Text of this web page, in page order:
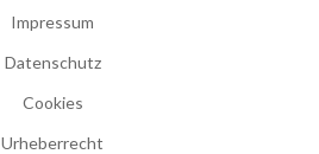
Impressum
Datenschutz
Cookies
Urheberrecht